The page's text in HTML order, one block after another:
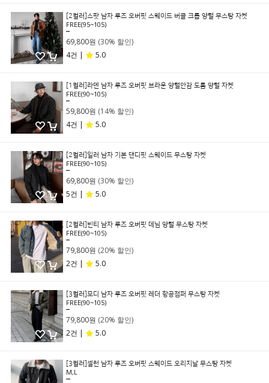
[2컬러]스팟 남자 루즈 오버핏 스웨이드 버클 크롭 양털 무스탕 자켓
FREE(95~105)
69,800원 (30% 할인)
4건 |
5.0
[1컬러]라덴 남자 루즈 오버핏 브라운 양털안감 도톰 양털 자켓
FREE(90~105)
59,800원 (14% 할인)
4건 |
5.0
[2컬러]일러 남자 기본 댄디핏 스웨이드 무스탕 자켓
FREE(90~105)
69,800원 (30% 할인)
5건 |
5.0
[2컬러]빈티 남자 루즈 오버핏 데님 양털 무스탕 자켓
FREE(90~105)
79,800원 (20% 할인)
2건 |
5.0
[3컬러]모디 남자 루즈 오버핏 레더 항공점퍼 무스탕 자켓
FREE(90~105)
79,800원 (20% 할인)
2건 |
5.0
[3컬러]셀런 남자 루즈 오버핏 스웨이드 오리지날 무스탕 자켓
M,L